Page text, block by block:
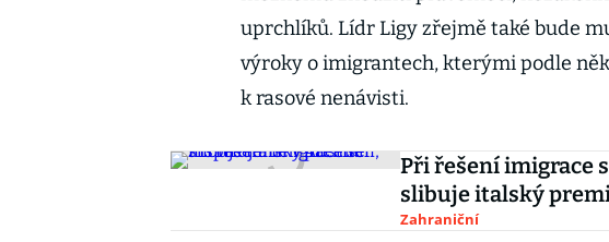
uprchlíků. Lídr Ligy zřejmě také bude
výroky o imigrantech, kterými podle
k rasové nenávisti.
Při řešení imigrace
slibuje italský
Zahraniční